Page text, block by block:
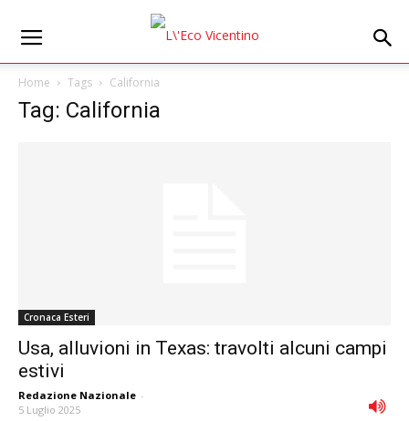
Home Tags California
Tag: California
Cronaca Esteri
Usa, alluvioni in Texas: travolti alcuni campi
estivi
Redazione Nazionale -
5 Luglio 2025